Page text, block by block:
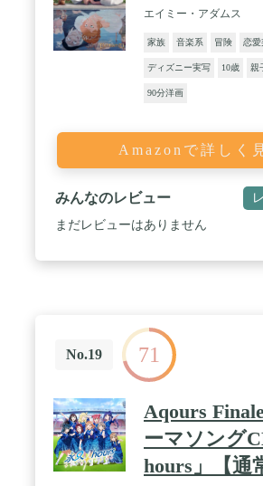
エイミー・アダムス
家族 音楽系 冒険 恋愛
ディズニー実写 10歳 親
90分洋画
Amazonで詳しく
みんなのレビュー
まだレビューはありません
No.19 71
Aqours
ーマソング
hours」【通